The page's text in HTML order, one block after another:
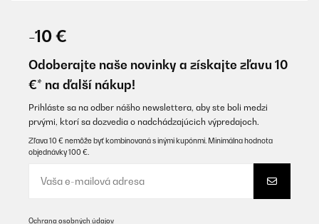
das am für Strom ein USB A Adapter benötigt. Da sollte man mit
der Zeit gehen.
-10 €
Odoberajte naše novinky a získajte zľavu 10
€* na ďalší nákup!
Prihláste sa na odber nášho newslettera, aby ste boli medzi
prvými, ktorí sa dozvedia o nadchádzajúcich výpredajoch.
Zľava 10 € nemôže byť kombinovaná s inými kupónmi. Minimálna hodnota
objednávky 100 €.
Ochrana osobných údajov